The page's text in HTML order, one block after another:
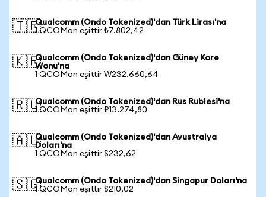
🇹🇷Qualcomm (Ondo Tokenized)'dan Türk Lirası'na
1 QCOMon eşittir ₺7.802,42
🇰🇷Qualcomm (Ondo Tokenized)'dan Güney Kore
Wonu'na
1 QCOMon eşittir ₩232.660,64
🇷🇺Qualcomm (Ondo Tokenized)'dan Rus Rublesi'na
1 QCOMon eşittir ₽13.274,80
🇦🇺Qualcomm (Ondo Tokenized)'dan Avustralya
Doları'na
1 QCOMon eşittir $232,62
🇸🇬Qualcomm (Ondo Tokenized)'dan Singapur Doları'na
1 QCOMon eşittir $210,02